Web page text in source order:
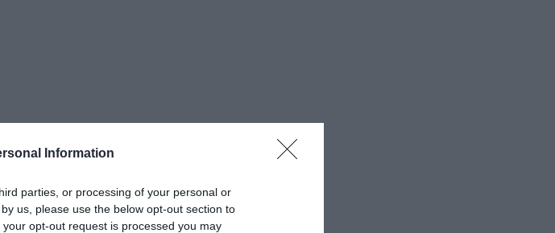
Information
parties, or processing of your personal or
us, please use the below opt-out section to
opt-out request is processed you may